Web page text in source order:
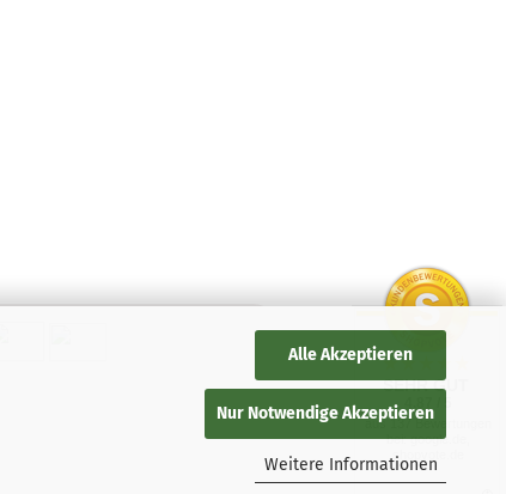
Alle Akzeptieren
Nur Notwendige Akzeptieren
Weitere Informationen
SEHR GUT
aus 137 Bewertungen
bei: google.de,
shopvote.de